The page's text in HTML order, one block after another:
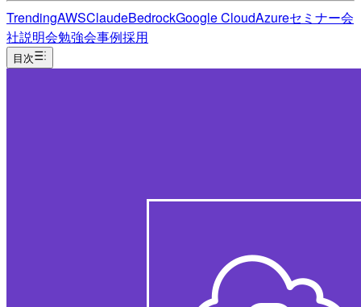
TrendingAWSClaudeBedrockGoogle CloudAzureセミナー会
社説明会勉強会事例採用
目次